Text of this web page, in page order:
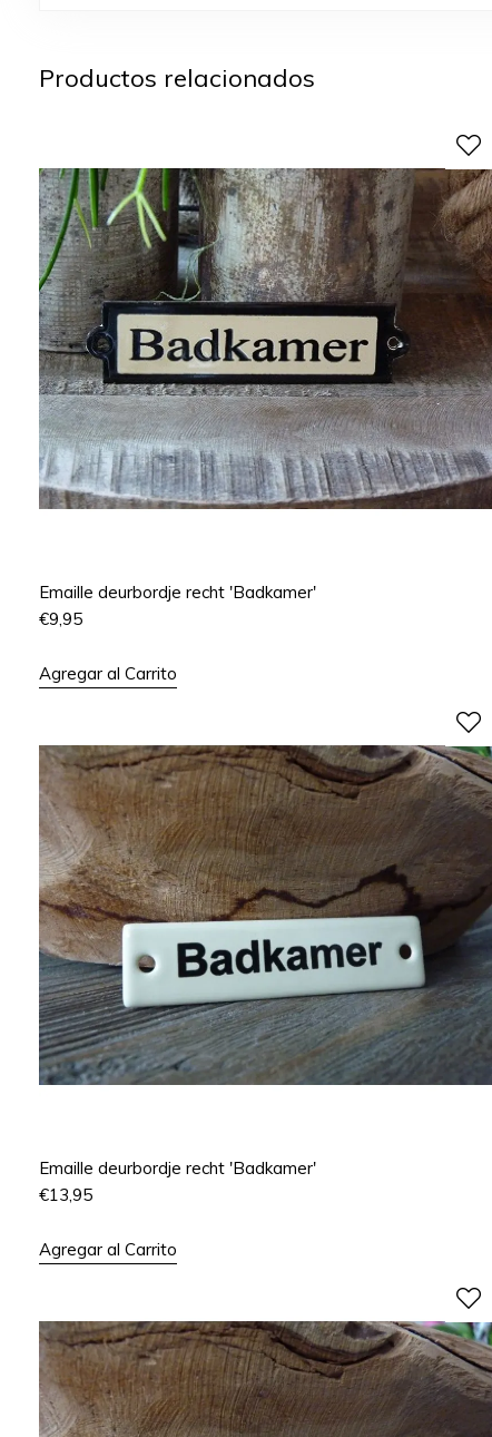
Productos relacionados
Emaille deurbordje recht 'Badkamer'
€9,95
Agregar al Carrito
Emaille deurbordje recht 'Badkamer'
€13,95
Agregar al Carrito